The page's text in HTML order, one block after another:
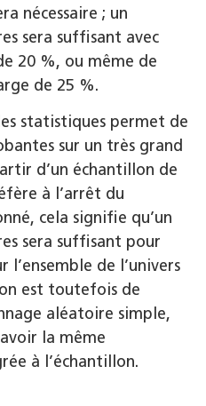
nécessaire ; un
sera suffisant avec
20 %, ou même de
de 25 %.
statistiques permet de
sur un très grand
d’un échantillon de
à l’arrêt du
cela signifie qu’un
sera suffisant pour
de l’univers
est toutefois de
aléatoire simple,
la même
à l’échantillon.